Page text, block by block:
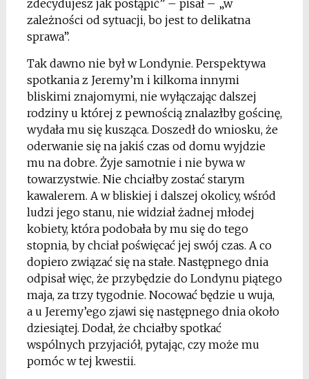
zdecydujesz jak postąpić” – pisał – „w
zależności od sytuacji, bo jest to delikatna
sprawa”.
Tak dawno nie był w Londynie. Perspektywa
spotkania z Jeremy’m i kilkoma innymi
bliskimi znajomymi, nie wyłączając dalszej
rodziny u której z pewnością znalazłby gościnę,
wydała mu się kusząca. Doszedł do wniosku, że
oderwanie się na jakiś czas od domu wyjdzie
mu na dobre. Żyje samotnie i nie bywa w
towarzystwie. Nie chciałby zostać starym
kawalerem. A w bliskiej i dalszej okolicy, wśród
ludzi jego stanu, nie widział żadnej młodej
kobiety, która podobała by mu się do tego
stopnia, by chciał poświęcać jej swój czas. A co
dopiero związać się na stałe. Następnego dnia
odpisał więc, że przybędzie do Londynu piątego
maja, za trzy tygodnie. Nocować będzie u wuja,
a u Jeremy’ego zjawi się następnego dnia około
dziesiątej. Dodał, że chciałby spotkać
wspólnych przyjaciół, pytając, czy może mu
pomóc w tej kwestii.